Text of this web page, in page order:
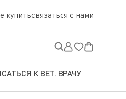
купитьсвязаться с нами
К ВЕТ. ВРАЧУ